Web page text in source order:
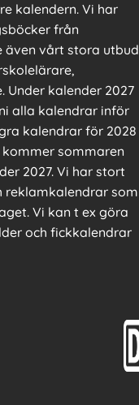
kalendern. Vi har
från
även vårt stora utbud
Under kalender 2027
alla kalendrar inför
kalendrar för 2028
sommaren
2027. Vi har stort
reklamkalendrar som
Vi kan t ex göra
och fickkalendrar